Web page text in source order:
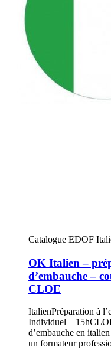
Catalogue EDOF
OK Italien –
d’embauche –
CLOE
ItalienPréparation à
Individuel –
d’embauche en
un formateur